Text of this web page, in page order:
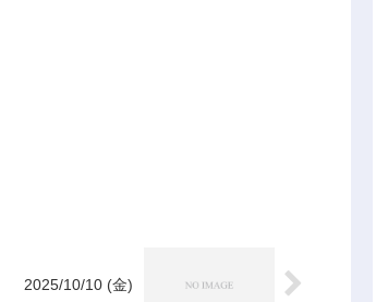
2025/10/10 (金)